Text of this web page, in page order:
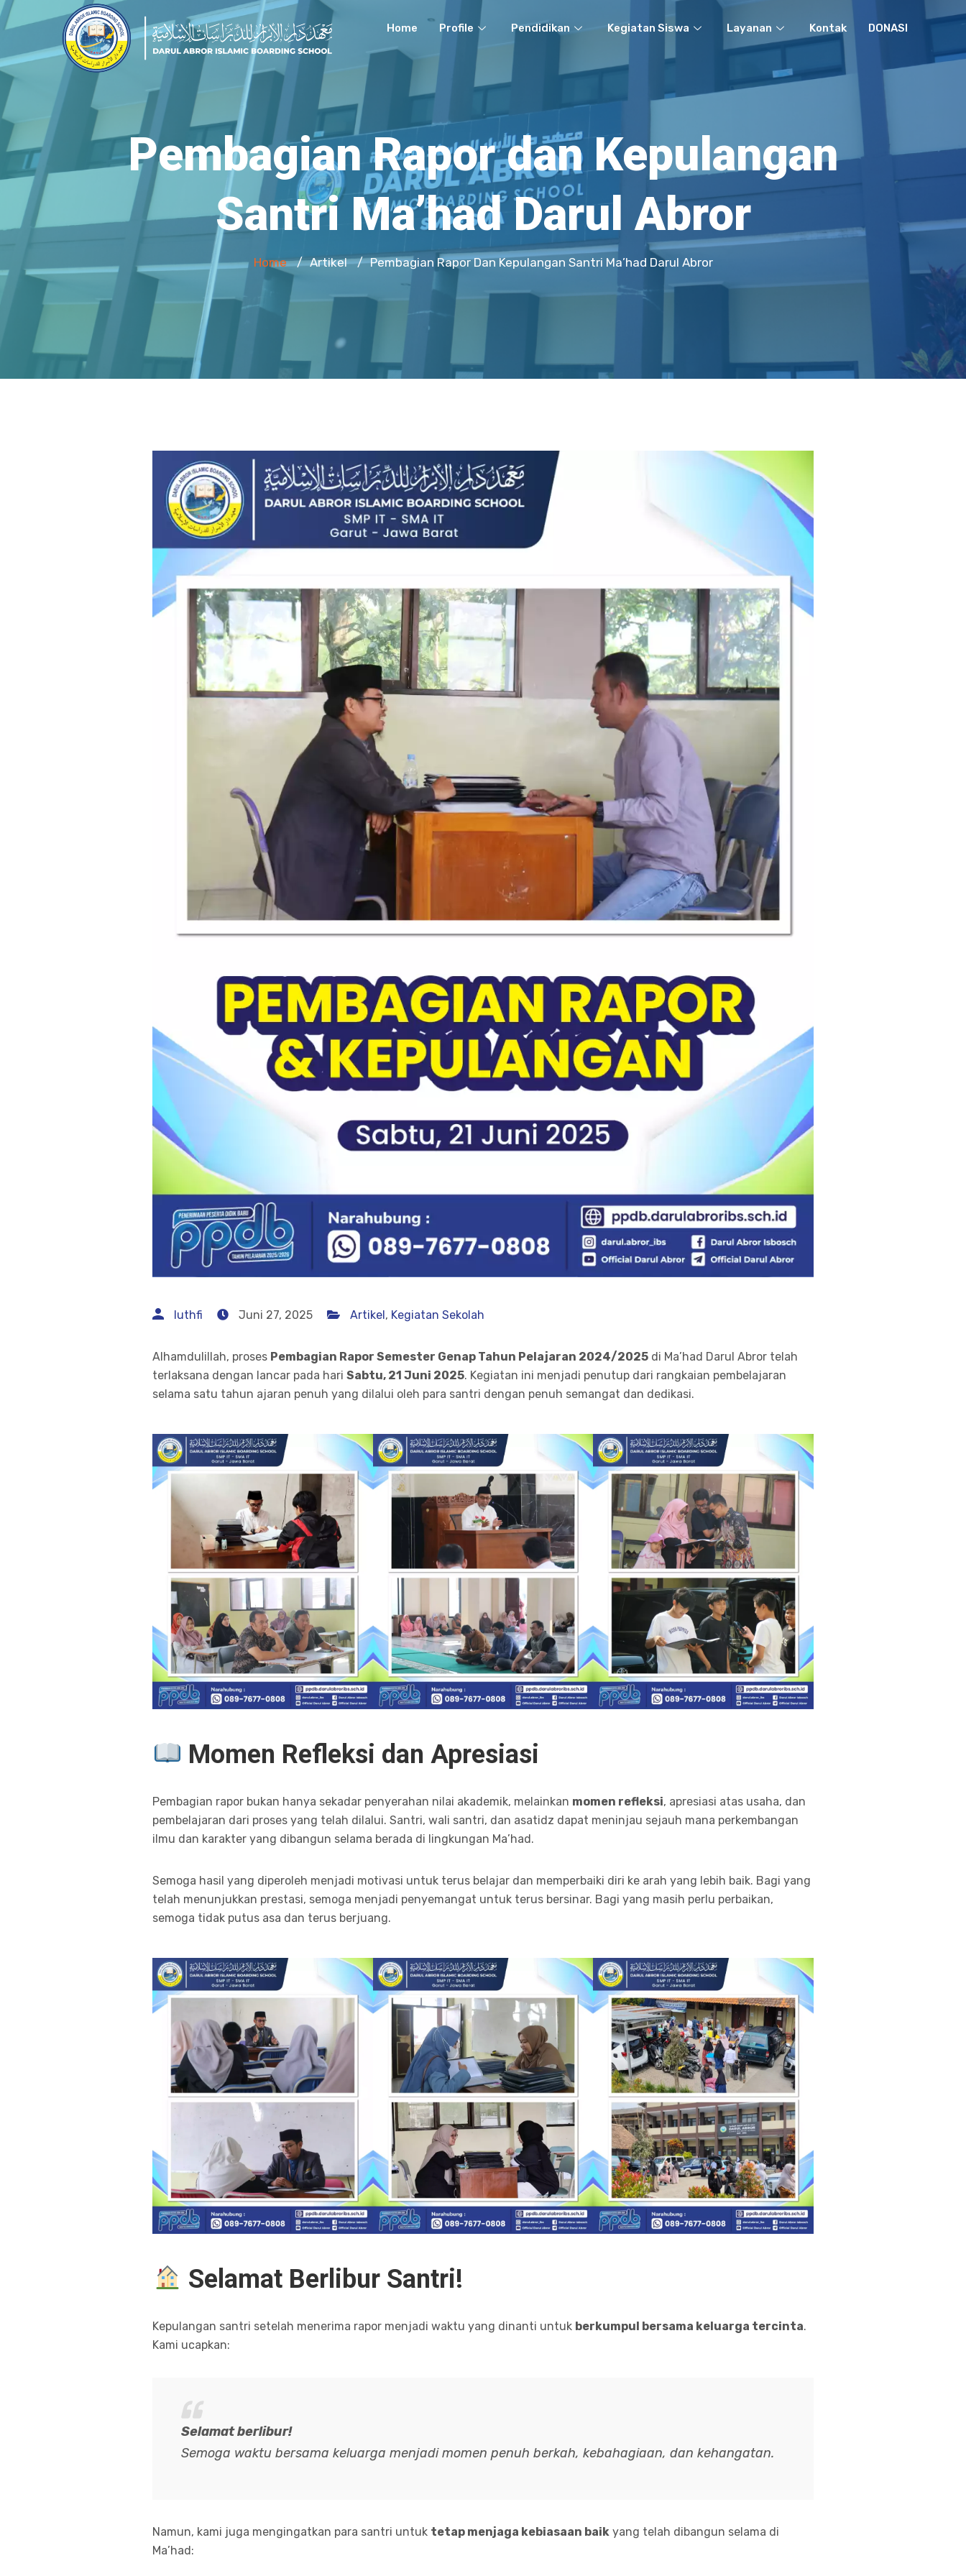
Home Profile Pendidikan Kegiatan Siswa Layanan Kontak DONASI
Pembagian Rapor dan Kepulangan
Santri Ma’had Darul Abror
Home / Artikel / Pembagian Rapor Dan Kepulangan Santri Ma’had Darul Abror
luthfi Juni 27, 2025 Artikel, Kegiatan Sekolah
Alhamdulillah, proses Pembagian Rapor Semester Genap Tahun Pelajaran 2024/2025 di Ma’had Darul Abror telah
terlaksana dengan lancar pada hari Sabtu, 21 Juni 2025. Kegiatan ini menjadi penutup dari rangkaian pembelajaran
selama satu tahun ajaran penuh yang dilalui oleh para santri dengan penuh semangat dan dedikasi.
Momen Refleksi dan Apresiasi
Pembagian rapor bukan hanya sekadar penyerahan nilai akademik, melainkan momen refleksi, apresiasi atas usaha, dan
pembelajaran dari proses yang telah dilalui. Santri, wali santri, dan asatidz dapat meninjau sejauh mana perkembangan
ilmu dan karakter yang dibangun selama berada di lingkungan Ma’had.
Semoga hasil yang diperoleh menjadi motivasi untuk terus belajar dan memperbaiki diri ke arah yang lebih baik. Bagi yang
telah menunjukkan prestasi, semoga menjadi penyemangat untuk terus bersinar. Bagi yang masih perlu perbaikan,
semoga tidak putus asa dan terus berjuang.
Selamat Berlibur Santri!
Kepulangan santri setelah menerima rapor menjadi waktu yang dinanti untuk berkumpul bersama keluarga tercinta.
Kami ucapkan:
Selamat berlibur!
Semoga waktu bersama keluarga menjadi momen penuh berkah, kebahagiaan, dan kehangatan.
Namun, kami juga mengingatkan para santri untuk tetap menjaga kebiasaan baik yang telah dibangun selama di
Ma’had: